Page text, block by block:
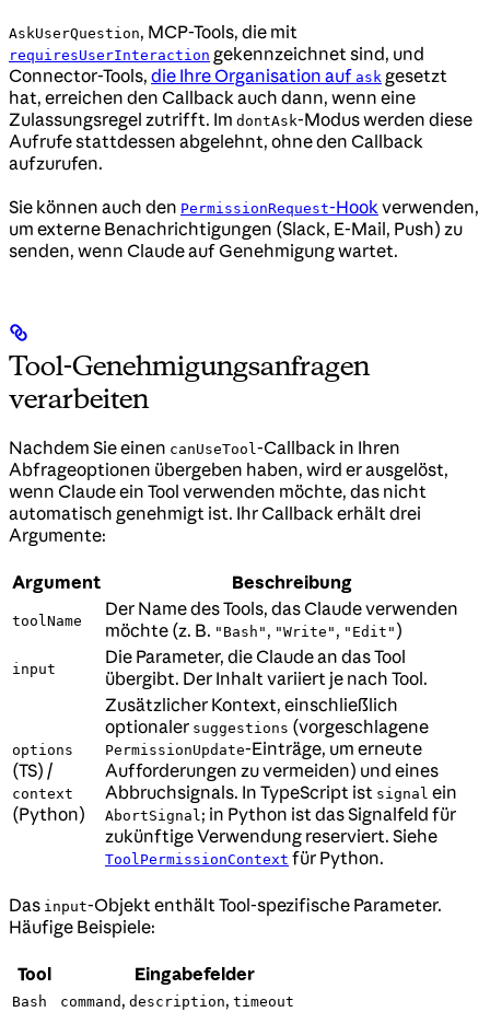
AskUserQuestion, MCP-Tools, die mit
requiresUserInteraction gekennzeichnet sind, und
Connector-Tools, die Ihre Organisation auf ask gesetzt
hat, erreichen den Callback auch dann, wenn eine
Zulassungsregel zutrifft. Im dontAsk-Modus werden diese
Aufrufe stattdessen abgelehnt, ohne den Callback
aufzurufen.
Sie können auch den PermissionRequest-Hookverwenden,
um externe Benachrichtigungen (Slack, E-Mail, Push) zu
senden, wenn Claude auf Genehmigung wartet.
Tool-Genehmigungsanfragen
verarbeiten
Nachdem Sie einen canUseTool-Callback in Ihren
Abfrageoptionen übergeben haben, wird er ausgelöst,
wenn Claude ein Tool verwenden möchte, das nicht
automatisch genehmigt ist. Ihr Callback erhält drei
Argumente:
Argument Beschreibung
toolName
Der Name des Tools, das Claude verwenden
möchte (z. B. "Bash" , "Write" , "Edit" )
input
Die Parameter, die Claude an das Tool
übergibt. Der Inhalt variiert je nach Tool.
options
(TS) /
context
(Python)
Zusätzlicher Kontext, einschließlich
optionaler suggestions (vorgeschlagene
PermissionUpdate-Einträge, um erneute
Aufforderungen zu vermeiden) und eines
Abbruchsignals. In TypeScript ist signal ein
AbortSignal; in Python ist das Signalfeld für
zukünftige Verwendung reserviert. Siehe
ToolPermissionContext für Python.
Das input-Objekt enthält Tool-spezifische Parameter.
Häufige Beispiele:
Tool Eingabefelder
Bash command , description, timeout